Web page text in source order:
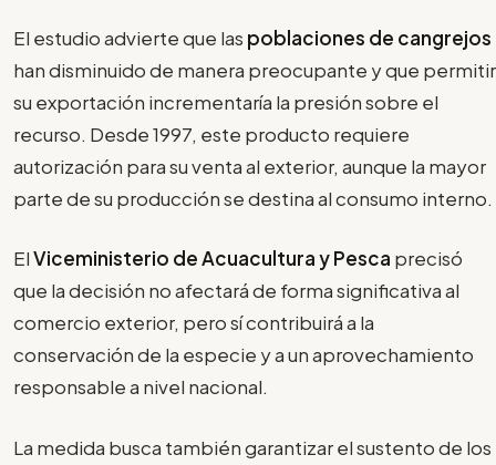
El estudio advierte que las poblaciones de cangrejos
han disminuido de manera preocupante y que permitir
su exportación incrementaría la presión sobre el
recurso. Desde 1997, este producto requiere
autorización para su venta al exterior, aunque la mayor
parte de su producción se destina al consumo interno.
ElViceministerio de Acuacultura y Pesca precisó
que la decisión no afectará de forma significativa al
comercio exterior, pero sí contribuirá a la
conservación de la especie y a un aprovechamiento
responsable a nivel nacional.
La medida busca también garantizar el sustento de los